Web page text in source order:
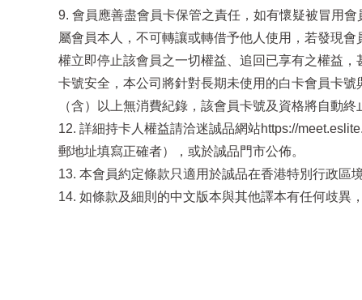
9. 會員應善盡會員卡保管之責任，如有懷疑被冒用
屬會員本人，不可轉讓或轉借予他人使用，若發現
權立即停止該會員之一切權益、追回已享有之權益
卡號安全，本公司將針對長期未使用的白卡會員卡
（含）以上無消費紀錄，該會員卡號及資格將自動
12. 詳細持卡人權益請洽迷誠品網站https://
郵地址填寫正確者），或於誠品門市公佈。
13. 本會員約定條款只適用於誠品在香港特別行政區
14. 如條款及細則的中文版本與其他譯本有任何歧異